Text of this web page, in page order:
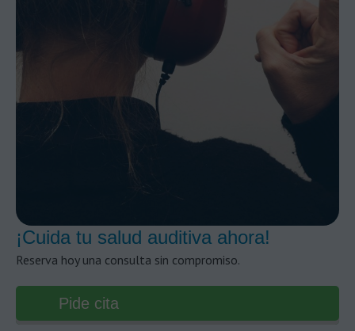
¡Cuida tu salud auditiva ahora!
Reserva hoy una consulta sin compromiso.
Pide cita